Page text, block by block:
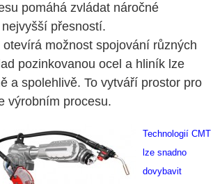
pomáhá zvládat náročné
přesností.
možnost spojování různých
pozinkovanou ocel a hliník lze
a spolehlivě. To vytváří prostor pro
výrobním procesu.
Technologií CMT
lze snadno
dovybavit